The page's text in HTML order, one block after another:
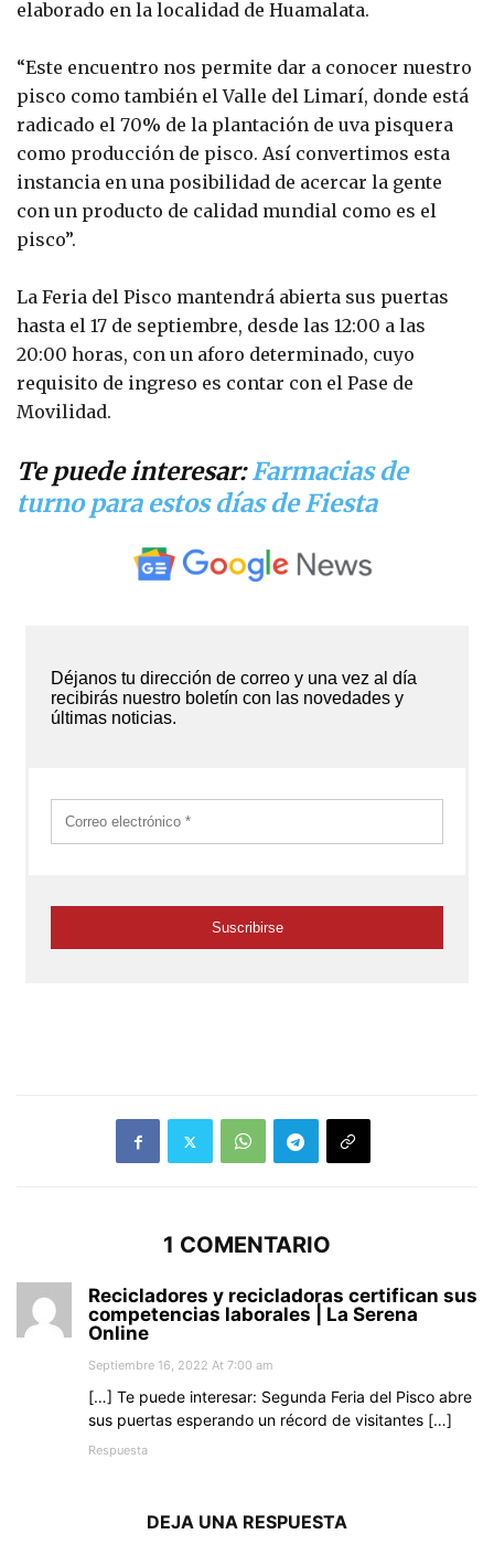
elaborado en la localidad de Huamalata.
“Este encuentro nos permite dar a conocer nuestro
pisco como también el Valle del Limarí, donde está
radicado el 70% de la plantación de uva pisquera
como producción de pisco. Así convertimos esta
instancia en una posibilidad de acercar la gente
con un producto de calidad mundial como es el
pisco”.
La Feria del Pisco mantendrá abierta sus puertas
hasta el 17 de septiembre, desde las 12:00 a las
20:00 horas, con un aforo determinado, cuyo
requisito de ingreso es contar con el Pase de
Movilidad.
Te puede interesar:Farmacias de
turno para estos días de Fiesta
1 COMENTARIO
Recicladores y recicladoras certifican sus
competencias laborales | La Serena
Online
Septiembre 16, 2022 At 7:00 am
[…] Te puede interesar: Segunda Feria del Pisco abre
sus puertas esperando un récord de visitantes […]
Respuesta
DEJA UNA RESPUESTA